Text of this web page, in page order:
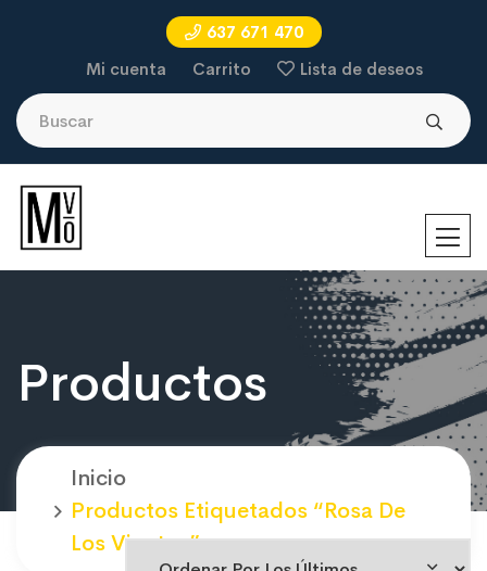
637 671 470
Mi cuenta
Carrito Lista de deseos
Productos
Inicio
Productos Etiquetados “rosa De
Los Vientos”